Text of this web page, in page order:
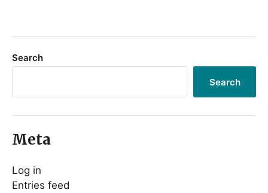
Search
Search
Meta
Log in
Entries feed